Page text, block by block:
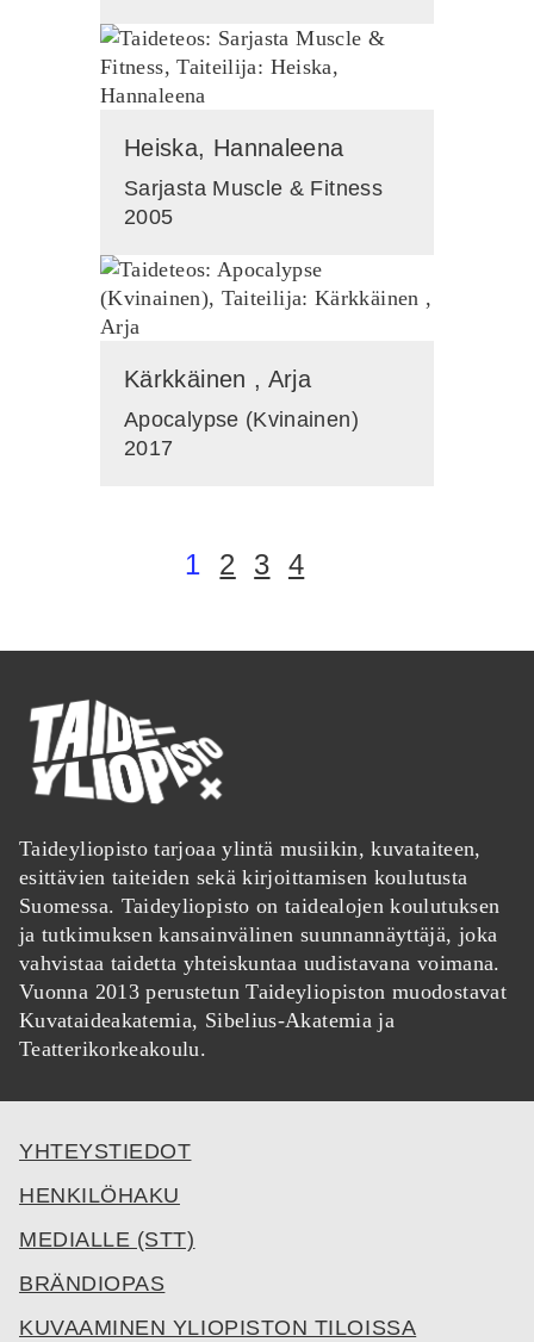
Heiska, Hannaleena
Sarjasta Muscle & Fitness
2005
Kärkkäinen , Arja
Apocalypse (Kvinainen)
2017
1 2 3 4
Taideyliopisto tarjoaa ylintä musiikin, kuvataiteen,
esittävien taiteiden sekä kirjoittamisen koulutusta
Suomessa. Taideyliopisto on taidealojen koulutuksen
ja tutkimuksen kansainvälinen suunnannäyttäjä, joka
vahvistaa taidetta yhteiskuntaa uudistavana voimana.
Vuonna 2013 perustetun Taideyliopiston muodostavat
Kuvataideakatemia, Sibelius-Akatemia ja
Teatterikorkeakoulu.
YHTEYSTIEDOT
HENKILÖHAKU
MEDIALLE (STT)
BRÄNDIOPAS
KUVAAMINEN YLIOPISTON TILOISSA